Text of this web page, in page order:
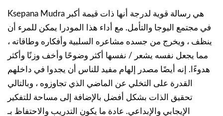
Ksepana Mudra هي رسالة قوية لدرجة أنها ذات قيمة أكبر
في مجتمع اليوجا والتأمل. مع أداء هذا المودرا يمكن للمرء أن
ينظف ، ويخرج من جسده مشاعره السلبية وأفكاره وطاقاته ،
مما يجعل نفسه يشعر / نفسها أكثر وضوحًا وأخف وزنًا وأكثر
هدوءًا. إنه أيضًا مصدر إلهام مفيد للناس أن يجدوا في داخلهم
القدرة على التخلي عن الماضي الذي تجاوزوه ، وبالتالي
تحقيق الذات بشكل أفضل بالإضافة إلى مساحة للتفكير
الإيجابي والإبداعي. عادة ما يكون التدريب والاحتفاظ بـ